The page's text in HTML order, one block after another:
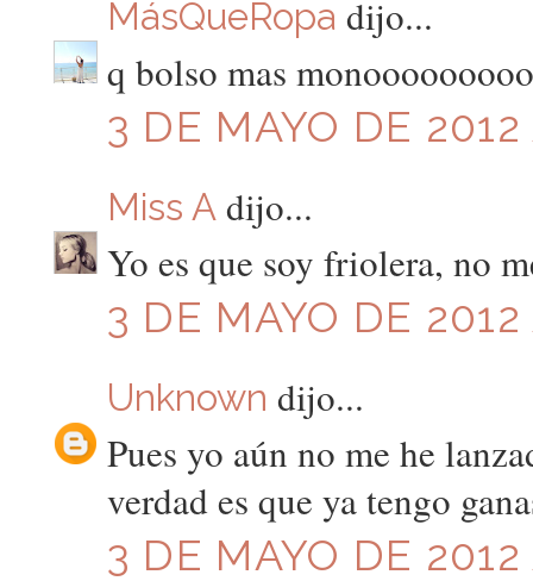
MásQueRopa dijo...
q bolso mas monooooooooo
3 DE MAYO DE
Miss Adijo...
Yo es que soy friolera, no
3 DE MAYO DE
Unknown dijo...
Pues yo aún no me he
verdad es que ya tengo
3 DE MAYO DE 2012